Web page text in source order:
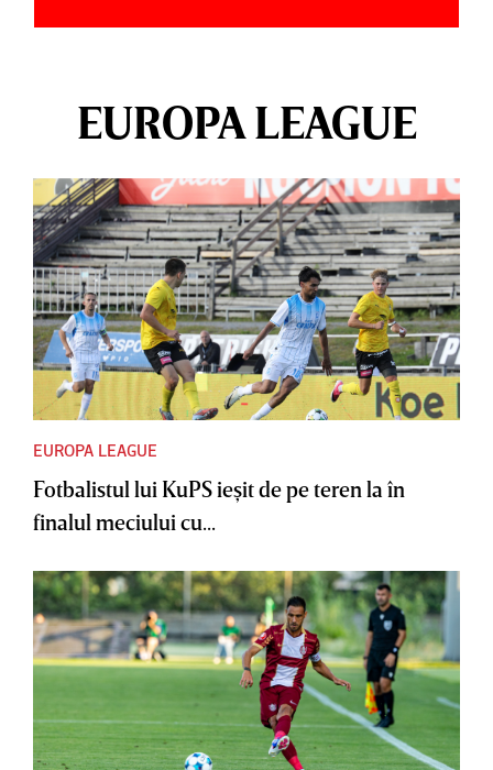
EUROPA LEAGUE
EUROPA LEAGUE
Fotbalistul lui KuPS ieşit de pe teren la în
finalul meciului cu...